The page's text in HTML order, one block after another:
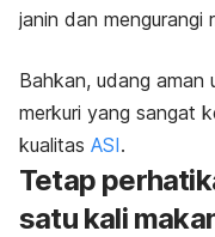
janin dan mengurangi
Bahkan, udang aman
merkuri yang sangat
kualitas ASI.
Tetap
satu kali